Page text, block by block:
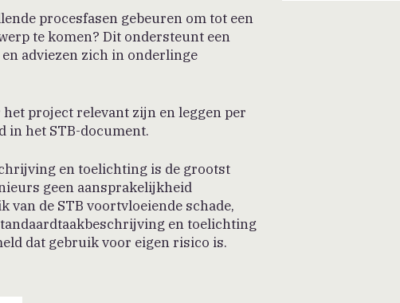
procesfasen gebeuren om tot een
te komen? Dit ondersteunt een
adviezen zich in onderlinge
project relevant zijn en leggen per
in het STB-document.
en toelichting is de grootst
geen aansprakelijkheid
de STB voortvloeiende schade,
en toelichting
dat gebruik voor eigen risico is.